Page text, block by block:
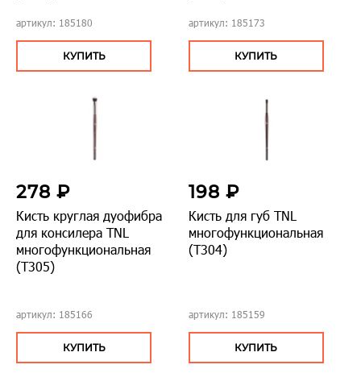
артикул: 185180
КУПИТЬ
артикул: 185173
КУПИТЬ
278 ₽
Кисть круглая дуофибра
для консилера TNL
многофункциональная
(T305)
артикул: 185166
КУПИТЬ
198 ₽
Кисть для губ TNL
многофункциональная
(T304)
артикул: 185159
КУПИТЬ